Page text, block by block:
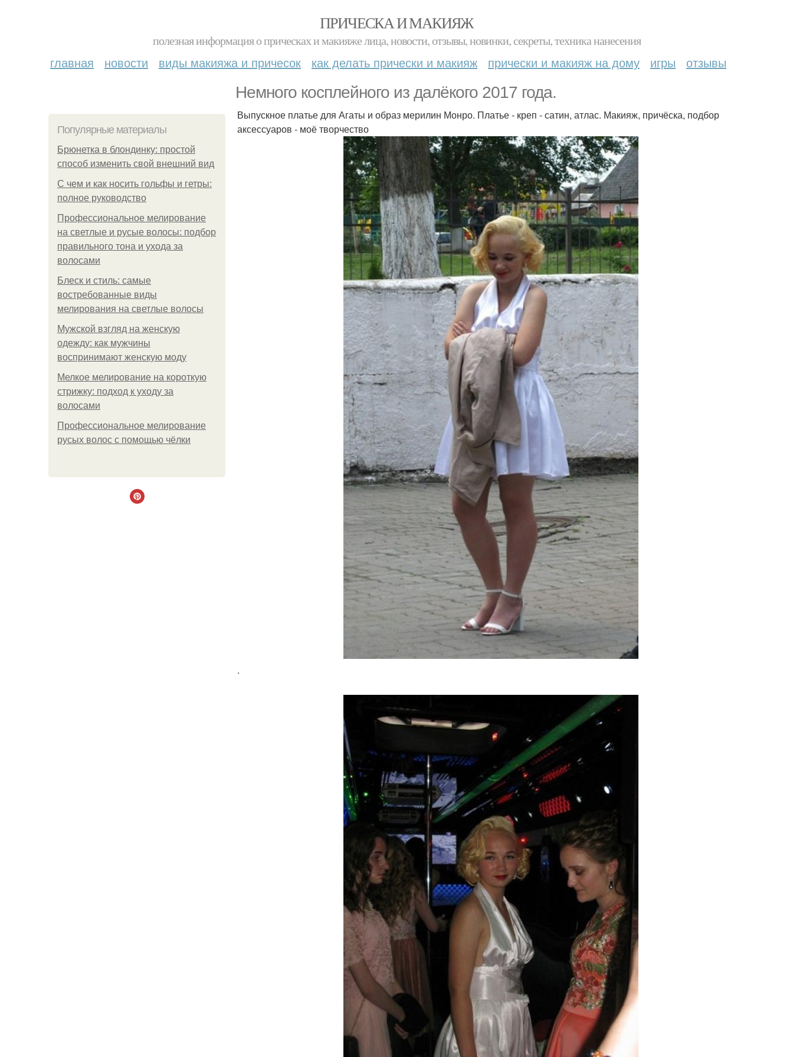
ПРИЧЕСКА И МАКИЯЖ
полезная информация о прическах и макияже лица, новости, отзывы, новинки, секреты, техника нанесения
главная новости виды макияжа и причесок как делать прически и макияж прически и макияж на дому игры отзывы
Немного косплейного из далёкого 2017 года.
Популярные материалы
Брюнетка в блондинку: простой
способ изменить свой внешний вид
С чем и как носить гольфы и гетры:
полное руководство
Профессиональное мелирование
на светлые и русые волосы: подбор
правильного тона и ухода за
волосами
Блеск и стиль: самые
востребованные виды
мелирования на светлые волосы
Мужской взгляд на женскую
одежду: как мужчины
воспринимают женскую моду
Мелкое мелирование на короткую
стрижку: подход к уходу за
волосами
Профессиональное мелирование
русых волос с помощью чёлки
Выпускное платье для Агаты и образ мерилин Монро. Платье - креп - сатин, атлас. Макияж, причёска, подбор
аксессуаров - моё творчество
.